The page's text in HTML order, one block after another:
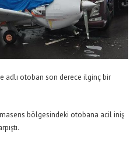
adlı otoban son derece ilginç bir
bölgesindeki otobana acil iniş